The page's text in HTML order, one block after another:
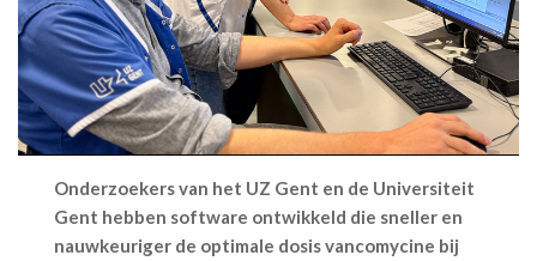
Onderzoekers van het UZ Gent en de Universiteit
Gent hebben software ontwikkeld die sneller en
nauwkeuriger de optimale dosis vancomycine bij